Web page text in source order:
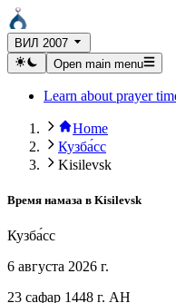
ВИЛ 2007
Open main menu
Learn about prayer
Home
Кузба́сс
Kisilevsk
Время намаза в Kisilevsk
Кузба́сс
6 августа 2026 г.
23 сафар 1448 г. AH